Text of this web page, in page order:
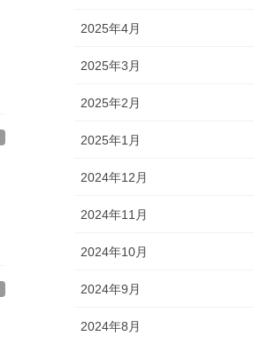
2025年4月
2025年3月
2025年2月
2025年1月
2024年12月
2024年11月
2024年10月
2024年9月
2024年8月